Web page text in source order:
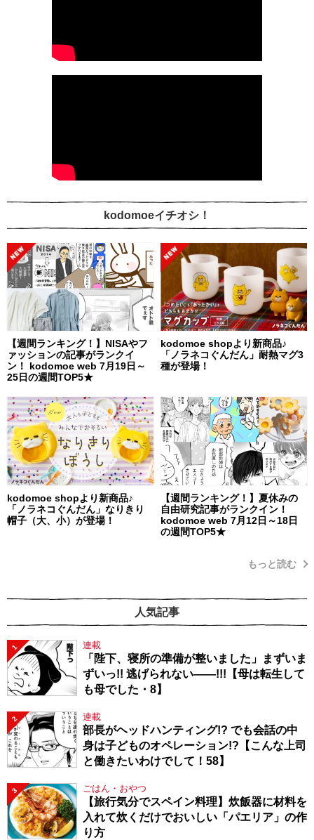
kodomoeイチオシ！
【週間ランキング！】NISAやフ
ァッションの記事がランクイ
ン！ kodomoe web 7月19日～
25日の週間TOP5★
kodomoe shopより新商品♪
「ノラネコぐんだん」耐熱マグ3
種が登場！
kodomoe shopより新商品♪
「ノラネコぐんだん」なりきり
帽子（大、小）が登場！
【週間ランキング！】夏休みの
自由研究記事がランクイン！
kodomoe web 7月12日～18日
の週間TOP5★
もっと読む
人気記事
1 連載
「陛下、寝所の準備が整いました」まずいま
ずいっ!! 逃げられない――!!!【母は転生して
も母でした・8】
2 連載
部長がヘッドハンティング!? でも会話の中
身は子どものオペレーション!?【こんな上司
と働きたいわけでして！58】
3 ごはん・おやつ
【旅行気分でスペイン料理】炊飯器に材料を
入れて炊くだけでおいしい「パエリア」の作
り方